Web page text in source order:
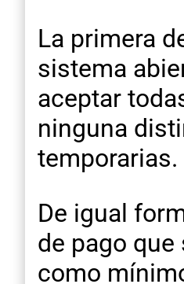
La primera
sistema
aceptar
ninguna
temporarias.
De igual
de pago
como